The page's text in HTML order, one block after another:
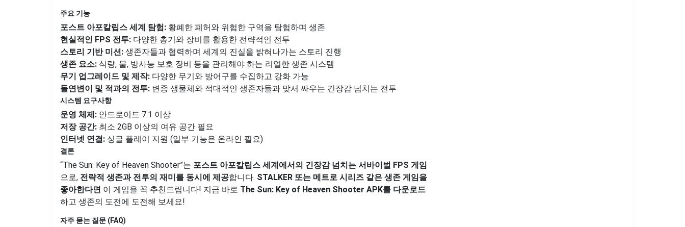
주요 기능
포스트 아포칼립스 세계 탐험: 황폐한 폐허와 위험한 구역을 탐험하며 생존
현실적인 FPS 전투: 다양한 총기와 장비를 활용한 전략적인 전투
스토리 기반 미션: 생존자들과 협력하며 세계의 진실을 밝혀나가는 스토리 진행
생존 요소: 식량, 물, 방사능 보호 장비 등을 관리해야 하는 리얼한 생존 시스템
무기 업그레이드 및 제작: 다양한 무기와 방어구를 수집하고 강화 가능
돌연변이 및 적과의 전투: 변종 생물체와 적대적인 생존자들과 맞서 싸우는 긴장감 넘치는 전투
시스템 요구사항
운영 체제: 안드로이드 7.1 이상
저장 공간: 최소 2GB 이상의 여유 공간 필요
인터넷 연결: 싱글 플레이 지원 (일부 기능은 온라인 필요)
결론
“The Sun: Key of Heaven Shooter”는 포스트 아포칼립스 세계에서의 긴장감 넘치는 서바이벌 FPS 게임
으로, 전략적 생존과 전투의 재미를 동시에 제공합니다. STALKER 또는 메트로 시리즈 같은 생존 게임을
좋아한다면 이 게임을 꼭 추천드립니다! 지금 바로 The Sun: Key of Heaven Shooter APK를 다운로드
하고 생존의 도전에 도전해 보세요!
자주 묻는 질문 (FAQ)